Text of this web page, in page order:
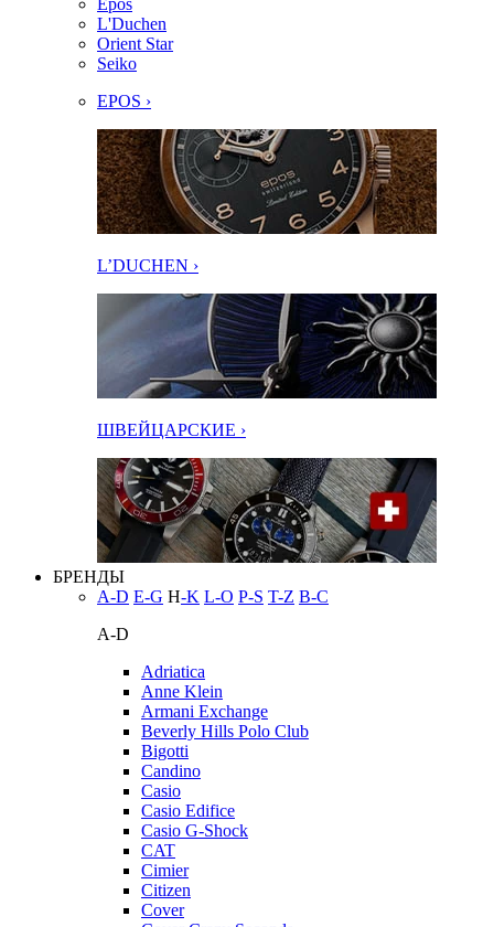
Epos
L'Duchen
Orient Star
Seiko
EPOS ›
L’DUCHEN ›
ШВЕЙЦАРСКИЕ ›
БРЕНДЫ
A-D E-G H-K L-O P-S T-Z В-С
A-D
Adriatica
Anne Klein
Armani Exchange
Beverly Hills Polo Club
Bigotti
Candino
Casio
Casio Edifice
Casio G-Shock
CAT
Cimier
Citizen
Cover